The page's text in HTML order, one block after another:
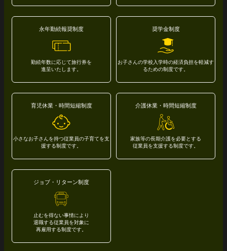
永年勤続報奨制度
勤続年数に応じて旅行券を
進呈いたします。
奨学金制度
お子さんの学校入学時の経済負担を軽減す
るための制度です。
育児休業・時間短縮制度
小さなお子さんを持つ従業員の子育てを支
援する制度です。
介護休業・時間短縮制度
家族等の長期介護を必要とする
従業員を支援する制度です。
ジョブ・リターン制度
止むを得ない事情により
退職する従業員を対象に
再雇用する制度です。